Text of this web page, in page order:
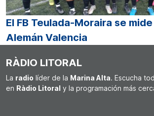
El FB Teulada-Moraira se
Alemán Valencia
RÀDIO LITORAL
La radio líder de la Marina Alta. Escucha
en Ràdio Litoral y la programación más